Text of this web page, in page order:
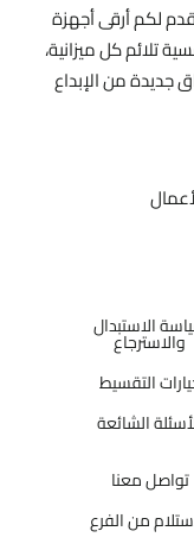
لكم أرقى أجهزة
تلائم كل ميزانية،
جديدة من الإبداع
الاستبدال
والاسترجاع
التقسيط
الشائعة
تواصل معنا
من الفرع